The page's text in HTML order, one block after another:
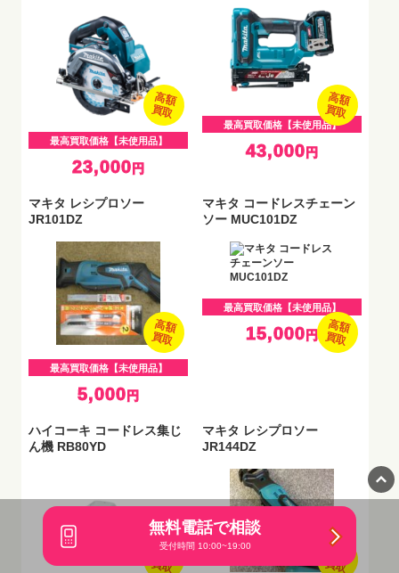
無料電話で相談
受付時間 10:00~19:00
最高買取価格【未使用品】
23,000円
高額
買取
最高買取価格【未使用品】
43,000円
高額
買取
マキタ レシプロソー
JR101DZ
最高買取価格【未使用品】
5,000 円
高額
買取
マキタ コードレスチェーン
ソー MUC101DZ
最高買取価格【未使用品】
15,000円 高額
買取
ハイコーキ コードレス集じ
ん機 RB80YD
高額
買取
マキタ レシプロソー
JR144DZ
買取